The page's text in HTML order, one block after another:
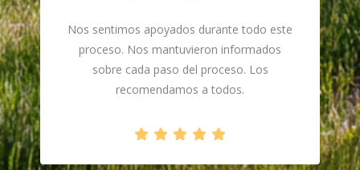
Nos sentimos apoyados durante todo este
proceso. Nos mantuvieron informados
sobre cada paso del proceso. Los
recomendamos a todos.